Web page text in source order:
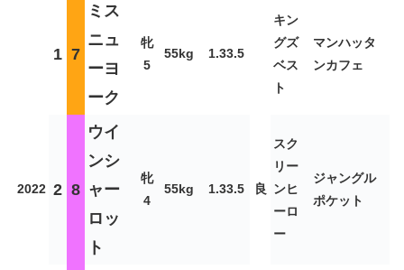
2022
1 7
ミス
ニュ
ーヨ
ーク
牝
5
55kg 1.33.5
良
キン
グズ
ベス
ト
マンハッタ
ンカフェ
2 8
ウイ
ンシ
ャー
ロッ
ト
牝
4
55kg 1.33.5
スク
リー
ンヒ
ーロ
ー
ジャングル
ポケット